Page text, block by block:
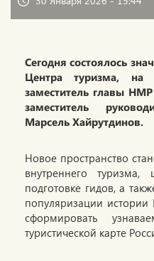
Сегодня состоялось
Центра туризма, на
заместитель главы
заместитель
Марсель Хайрутдинов.
Новое пространство
внутреннего
подготовке гидов, а
популяризации
сформировать
туристической карте